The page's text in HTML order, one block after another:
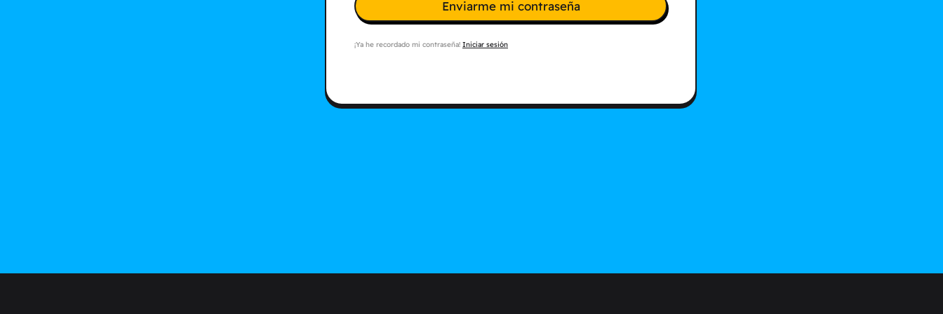
Enviarme mi contraseña
¡Ya he recordado mi contraseña! Iniciar sesión